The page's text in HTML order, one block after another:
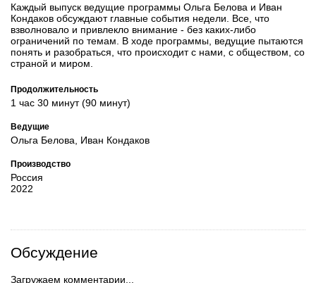
Каждый выпуск ведущие программы Ольга Белова и Иван
Кондаков обсуждают главные события недели. Все, что
взволновало и привлекло внимание - без каких-либо
ограничений по темам. В ходе программы, ведущие пытаются
понять и разобраться, что происходит с нами, с обществом, со
страной и миром.
Продолжительность
1 час 30 минут (90 минут)
Ведущие
Ольга Белова, Иван Кондаков
Производство
Россия
2022
Обсуждение
Загружаем комментарии...